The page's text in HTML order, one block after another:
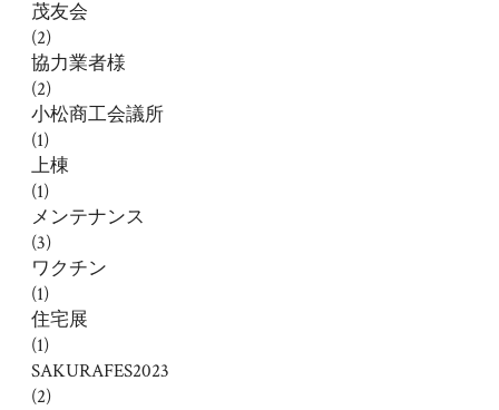
茂友会
(2)
協力業者様
(2)
小松商工会議所
(1)
上棟
(1)
メンテナンス
(3)
ワクチン
(1)
住宅展
(1)
SAKURAFES2023
(2)